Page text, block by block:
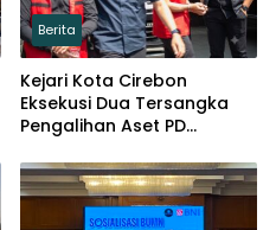
Berita
Kejari Kota Cirebon
Eksekusi Dua Tersangka
Pengalihan Aset PD